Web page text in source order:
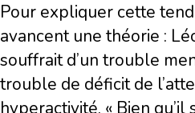
Pour expliquer cette
avancent une théorie :
souffrait d’un trouble
trouble de déficit de